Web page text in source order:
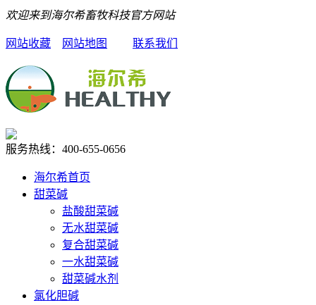
欢迎来到海尔希畜牧科技官方网站
网站收藏 网站地图 联系我们
服务热线： 400-655-0656
海尔希首页
甜菜碱
盐酸甜菜碱
无水甜菜碱
复合甜菜碱
一水甜菜碱
甜菜碱水剂
氯化胆碱